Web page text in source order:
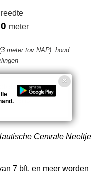
meter
meter tov NAP). houd
Telefoonnummer
Centrale Neeltje
7 bft. en meer worden